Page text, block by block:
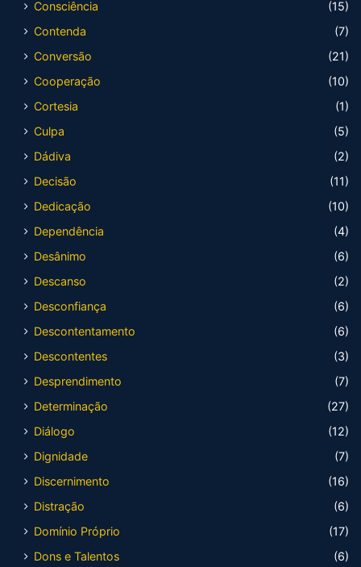
Consciência
(15)
Contenda
(7)
Conversão
(21)
Cooperação
(10)
Cortesia
(1)
Culpa
(5)
Dádiva
(2)
Decisão
(11)
Dedicação
(10)
Dependência
(4)
Desânimo
(6)
Descanso
(2)
Desconfiança
(6)
Descontentamento
(6)
Descontentes
(3)
Desprendimento
(7)
Determinação
(27)
Diálogo
(12)
Dignidade
(7)
Discernimento
(16)
Distração
(6)
Domínio Próprio
(17)
Dons e Talentos
(6)